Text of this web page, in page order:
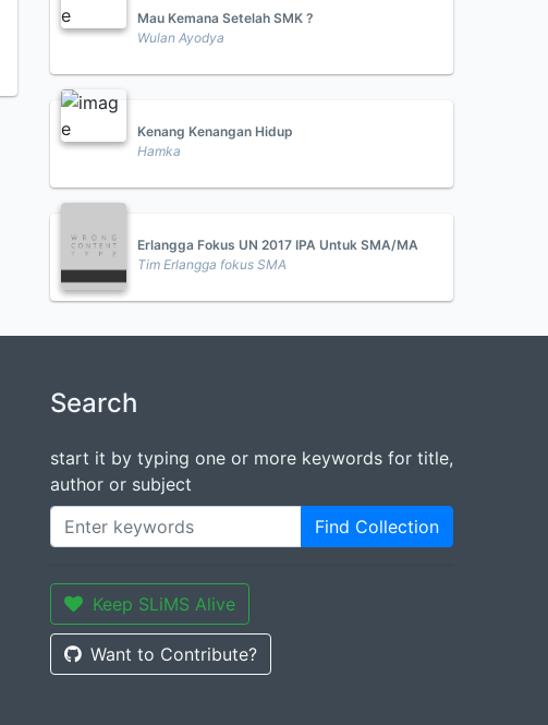
Mau Kemana Setelah SMK ?
Wulan Ayodya
Kenang Kenangan Hidup
Hamka
Erlangga Fokus UN 2017 IPA Untuk SMA/MA
Tim Erlangga fokus SMA
Search
start it by typing one or more keywords for title,
author or subject
Find Collection
Keep SLiMS Alive
Want to Contribute?